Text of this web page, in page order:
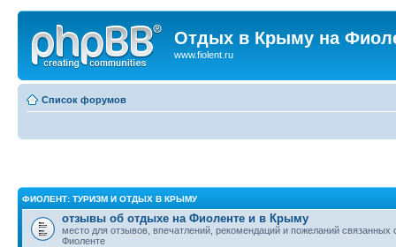
Отдых в Крыму на
www.fiolent.ru
Список форумов
ФИОЛЕНТ: ТУРИЗМ И ОТДЫХ В КРЫМУ
отзывы об отдыхе на Фиоленте и в Крыму
место для отзывов, впечатлений, рекомендаций и пожеланий связанных
Фиоленте